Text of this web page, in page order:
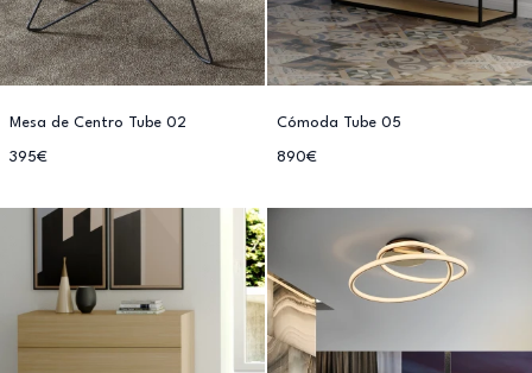
Mesa de Centro Tube 02
395€
Cómoda Tube 05
890€